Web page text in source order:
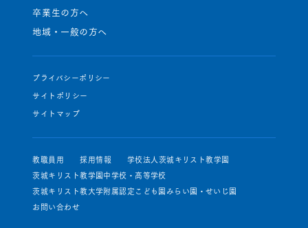
卒業生の方へ
地域・一般の方へ
プライバシーポリシー
サイトポリシー
サイトマップ
教職員用 採用情報
学校法人茨城キリスト教学園
茨城キリスト教学園中学校・高等学校
茨城キリスト教大学附属認定こども園みらい園・せいじ園
お問い合わせ